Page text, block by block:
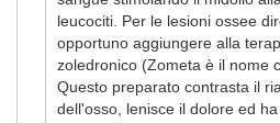
leucociti. Per le lesioni ossee
opportuno aggiungere alla
zoledronico (Zometa è il nome
Questo preparato contrasta il
dell'osso, lenisce il dolore ed